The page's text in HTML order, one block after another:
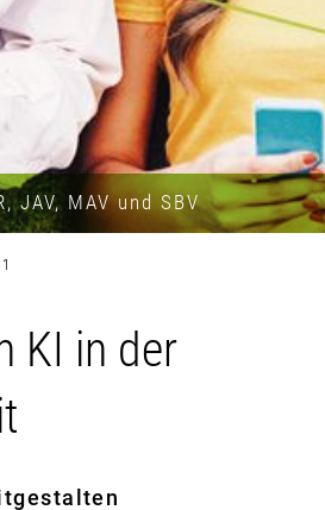
JAV, MAV und SBV
KI in der